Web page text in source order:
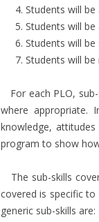
Students will
Students will
Students will
Students will
For each PLO,
where appropriate.
knowledge,
program to show
The sub-skills
covered is specific
generic sub-skills are: